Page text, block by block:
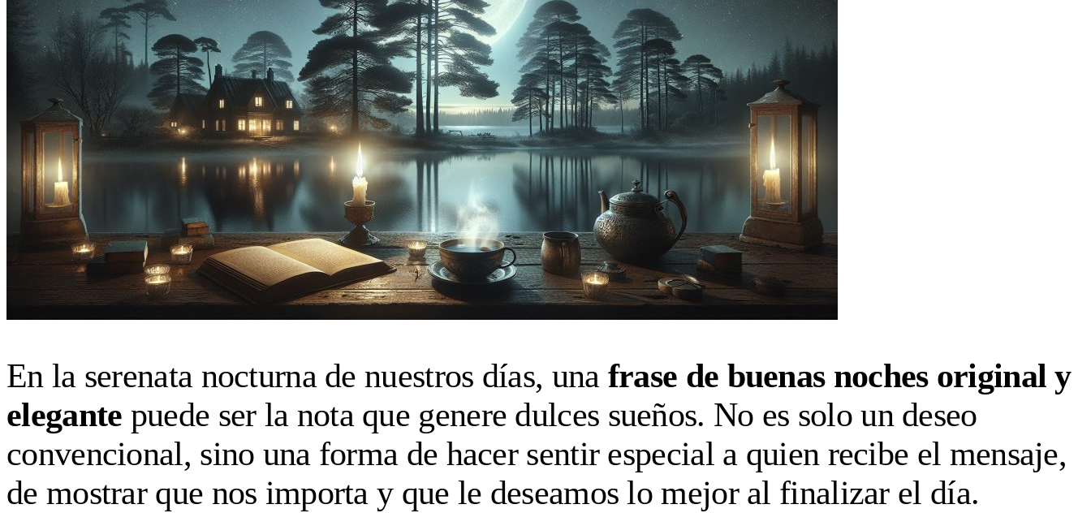
En la serenata nocturna de nuestros días, una frase de buenas noches original y
elegante puede ser la nota que genere dulces sueños. No es solo un deseo
convencional, sino una forma de hacer sentir especial a quien recibe el mensaje,
de mostrar que nos importa y que le deseamos lo mejor al finalizar el día.